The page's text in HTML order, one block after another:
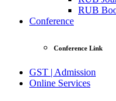
RUB
Conference
Conference Link
GST | Admission
Online Services